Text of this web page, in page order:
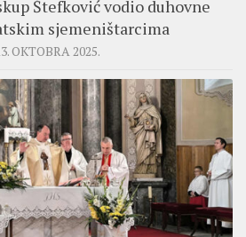
Štefković vodio duhovne
sjemeništarcima
OKTOBRA 2025.